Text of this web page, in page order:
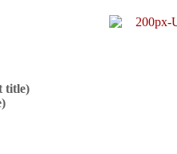
title)